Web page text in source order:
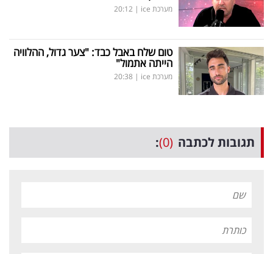
מערכת ice |
20:12
טום שלח באבל כבד: "צער גדול, ההלוויה
הייתה אתמול"
מערכת ice |
20:38
תגובות לכתבה (0)
: